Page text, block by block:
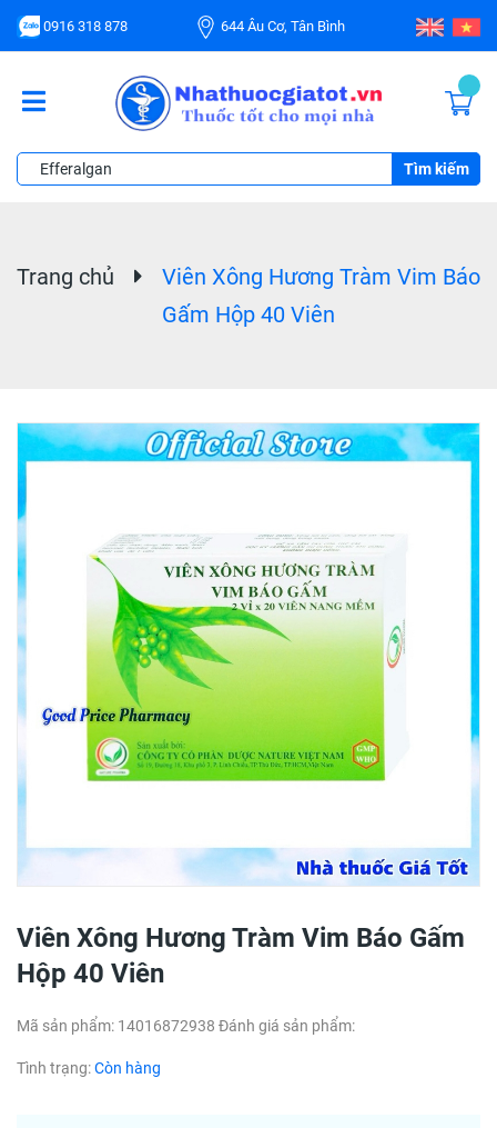
0916 318 878 644 Âu Cơ, Tân Bình
Tìm kiếm
Trang chủ
Viên Xông Hương Tràm Vim Báo
Gấm Hộp 40 Viên
Viên Xông Hương Tràm Vim Báo Gấm
Hộp 40 Viên
Mã sản phẩm: 14016872938 Đánh giá sản phẩm:
Tình trạng:Còn hàng